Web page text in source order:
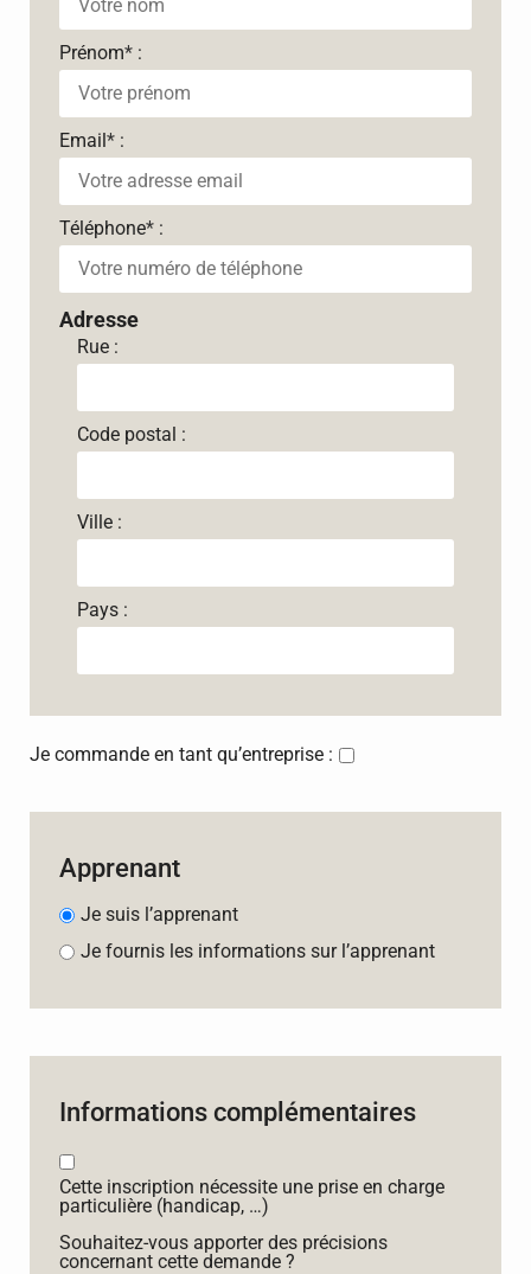
Prénom* :
Email* :
Téléphone* :
Adresse
Rue :
Code postal :
Ville :
Pays :
Je commande en tant qu’entreprise :
Apprenant
Je suis l’apprenant
Je fournis les informations sur l’apprenant
Informations complémentaires
Cette inscription nécessite une prise en charge
particulière (handicap, …)
Souhaitez-vous apporter des précisions
concernant cette demande ?